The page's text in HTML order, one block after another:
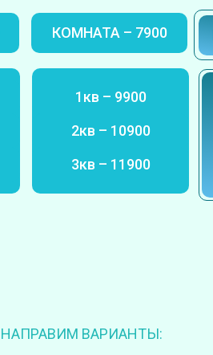
КОМНАТА – 7900
1кв – 9900
2кв – 10900
3кв – 11900
НАПРАВИМ ВАРИАНТЫ: